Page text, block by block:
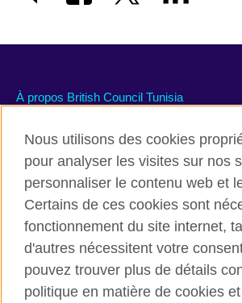
À propos British Council Tunisia
Communiquez avec nous
TikTok
British Council global
Nous utilisons des cookies
pour analyser les visites sur nos
personnaliser le contenu web et
Certains de ces cookies sont
fonctionnement du site internet,
d'autres nécessitent votre
pouvez trouver plus de détails
politique en matière de cookies